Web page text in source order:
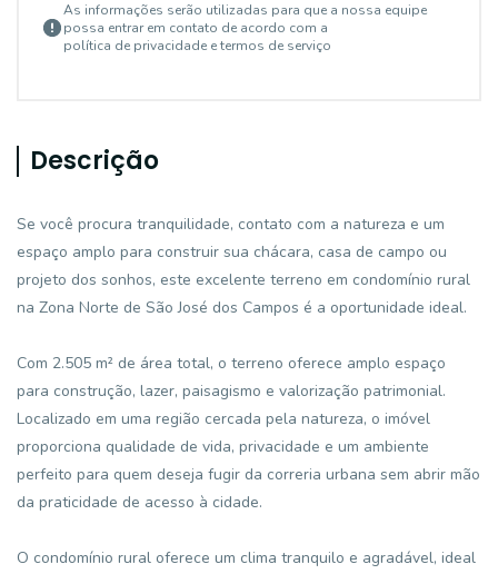
As informações serão utilizadas para que a nossa equipe
possa entrar em contato de acordo com a
política de privacidade e termos de serviço
Descrição
Se você procura tranquilidade, contato com a natureza e um
espaço amplo para construir sua chácara, casa de campo ou
projeto dos sonhos, este excelente terreno em condomínio rural
na Zona Norte de São José dos Campos é a oportunidade ideal.
Com 2.505 m² de área total, o terreno oferece amplo espaço
para construção, lazer, paisagismo e valorização patrimonial.
Localizado em uma região cercada pela natureza, o imóvel
proporciona qualidade de vida, privacidade e um ambiente
perfeito para quem deseja fugir da correria urbana sem abrir mão
da praticidade de acesso à cidade.
O condomínio rural oferece um clima tranquilo e agradável, ideal